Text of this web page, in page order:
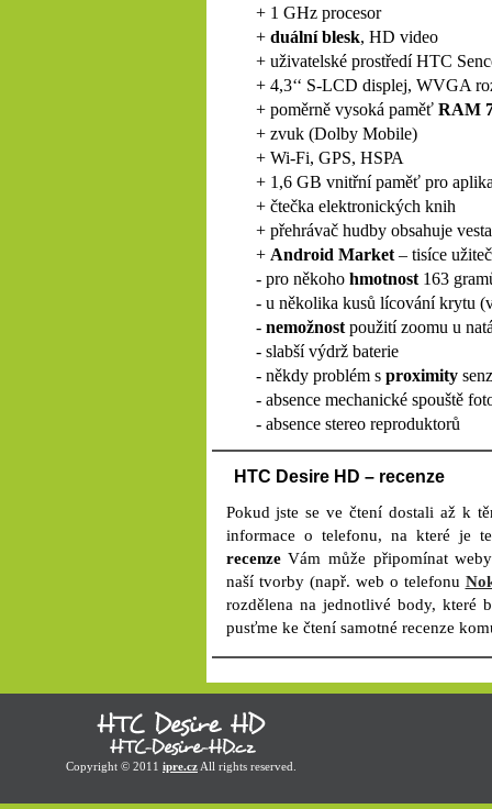
+ 1 GHz procesor
+ duální blesk, HD video
+ uživatelské prostředí HTC
+ 4,3‘‘ S-LCD displej, WVGA
+ poměrně vysoká paměť RAM
+ zvuk (Dolby Mobile)
+ Wi-Fi, GPS, HSPA
+ 1,6 GB vnitřní paměť pro
+ čtečka elektronických knih
+ přehrávač hudby obsahuje
+ Android Market – tisíce
- pro někoho hmotnost 163
- u několika kusů lícování krytu
- nemožnost použití zoomu u
- slabší výdrž baterie
- někdy problém s proximity
- absence mechanické spouště
- absence stereo reproduktorů
HTC Desire HD – recenze
Pokud jste se ve čtení dostali až k
informace o telefonu, na které je
recenzeVám může připomínat
naší tvorby (např. web o telefonu
rozdělena na jednotlivé body, které
pusťme ke čtení samotné recenze
Copyright © 2011 ipre.cz All rights reserved.